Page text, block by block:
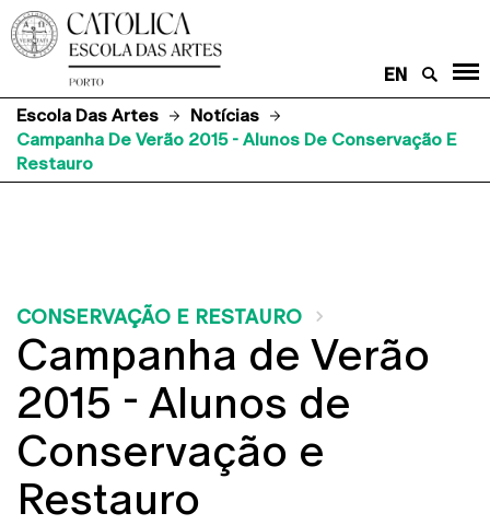
EN
Escola Das Artes
Notícias
Campanha De Verão 2015 - Alunos De Conservação E
Restauro
CONSERVAÇÃO E RESTAURO
Campanha de Verão
2015 - Alunos de
Conservação e
Restauro